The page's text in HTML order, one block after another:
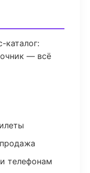
каталог:
— всё
телефонам